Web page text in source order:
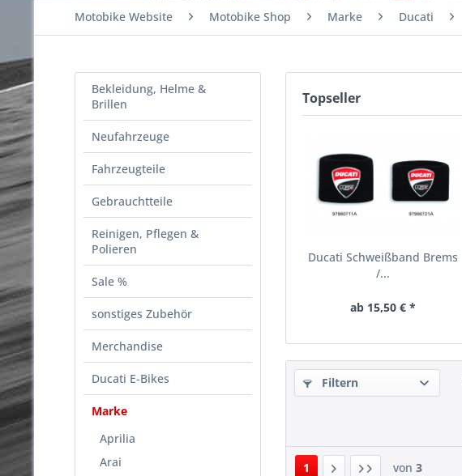
Motobike Website Motobike Shop Marke Ducati
Bekleidung, Helme &
Brillen
Neufahrzeuge
Fahrzeugteile
Gebrauchtteile
Reinigen, Pflegen &
Polieren
Sale %
sonstiges Zubehör
Merchandise
Ducati E-Bikes
Marke
Aprilia
Arai
Topseller
Ducati Schweißband Brems
/...
ab 15,50 € *
Filtern
1 von 3